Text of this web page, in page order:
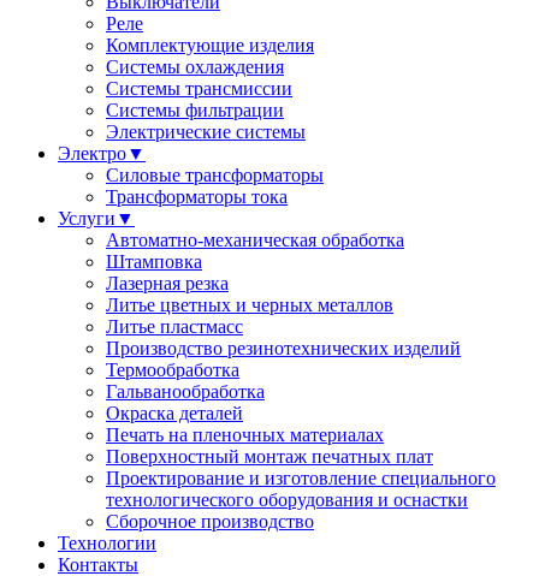
Реле
Комплектующие изделия
Системы охлаждения
Системы трансмиссии
Системы фильтрации
Электрические системы
Электро▼
Силовые трансформаторы
Трансформаторы тока
Услуги ▼
Автоматно-механическая обработка
Штамповка
Лазерная резка
Литье цветных и черных металлов
Литье пластмасс
Производство резинотехнических изделий
Термообработка
Гальванообработка
Окраска деталей
Печать на пленочных материалах
Поверхностный монтаж печатных плат
Проектирование и изготовление специального
технологического оборудования и оснастки
Сборочное производство
Технологии
Контакты